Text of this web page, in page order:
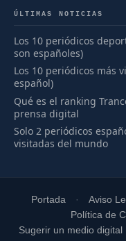
ÚLTIMAS NOTICIAS
Los 10 periódicos
son españoles)
Los 10 periódicos más
español)
Qué es el ranking
prensa digital
Solo 2 periódicos
visitadas del mundo
Portada Aviso
Política de
Sugerir un medio digital